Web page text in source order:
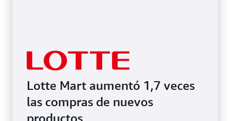
Lotte Mart aumentó 1,7 veces
las compras de nuevos
productos